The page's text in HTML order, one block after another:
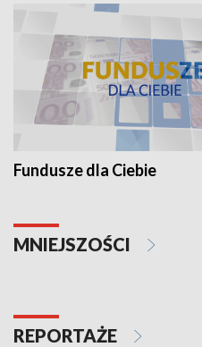
Fundusze dla Ciebie
MNIEJSZOŚCI
REPORTAŻE